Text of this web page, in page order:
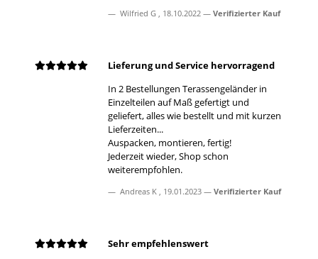
Wilfried G , 18.10.2022 Verifizierter Kauf
Lieferung und Service hervorragend
In 2 Bestellungen Terassengeländer in
Einzelteilen auf Maß gefertigt und
geliefert, alles wie bestellt und mit kurzen
Lieferzeiten...
Auspacken, montieren, fertig!
Jederzeit wieder, Shop schon
weiterempfohlen.
Andreas K , 19.01.2023 Verifizierter Kauf
Sehr empfehlenswert